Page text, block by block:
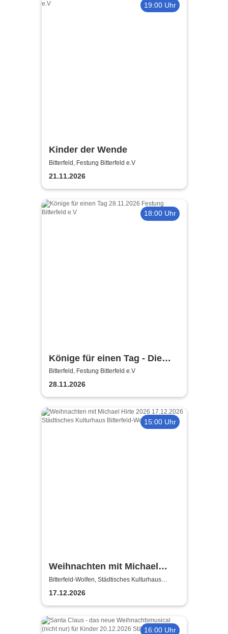
19:00 Uhr
Kinder der Wende
Bitterfeld, Festung Bitterfeld e.V
21.11.2026
18:00 Uhr
Könige für einen Tag - Die
ultimative Tributeshow
Onkelz,Freiwild uvm
Bitterfeld, Festung Bitterfeld e.V
28.11.2026
15:00 Uhr
Weihnachten mit Michael
Hirte 2026
Bitterfeld-Wolfen, Städtisches Kulturhaus
Bitterfeld-Wolfen
17.12.2026
16:00 Uhr